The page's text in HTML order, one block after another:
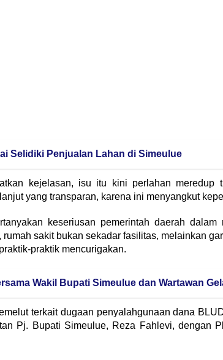
Selidiki Penjualan Lahan di Simeulue
kejelasan, isu itu kini perlahan meredup
yang transparan, karena ini menyangkut
keseriusan pemerintah daerah dalam
sakit bukan sekadar fasilitas, melainkan
praktik mencurigakan.
Wakil Bupati Simeulue dan Wartawan
terkait dugaan penyalahgunaan dana
Pj. Bupati Simeulue, Reza Fahlevi, dengan